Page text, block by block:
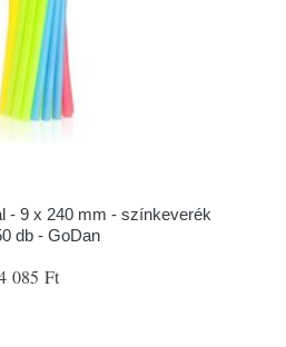
- 9 x 240 mm - színkeverék
db - GoDan
085 Ft